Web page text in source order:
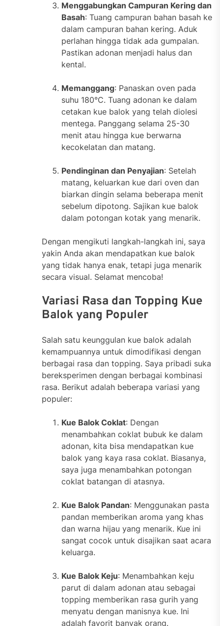
Menggabungkan Campuran Kering dan
Basah: Tuang campuran bahan basah ke
dalam campuran bahan kering. Aduk
perlahan hingga tidak ada gumpalan.
Pastikan adonan menjadi halus dan
kental.
Memanggang: Panaskan oven pada
suhu 180°C. Tuang adonan ke dalam
cetakan kue balok yang telah diolesi
mentega. Panggang selama 25-30
menit atau hingga kue berwarna
kecokelatan dan matang.
Pendinginan dan Penyajian: Setelah
matang, keluarkan kue dari oven dan
biarkan dingin selama beberapa menit
sebelum dipotong. Sajikan kue balok
dalam potongan kotak yang menarik.
Dengan mengikuti langkah-langkah ini, saya
yakin Anda akan mendapatkan kue balok
yang tidak hanya enak, tetapi juga menarik
secara visual. Selamat mencoba!
Variasi Rasa dan Topping Kue
Balok yang Populer
Salah satu keunggulan kue balok adalah
kemampuannya untuk dimodifikasi dengan
berbagai rasa dan topping. Saya pribadi suka
bereksperimen dengan berbagai kombinasi
rasa. Berikut adalah beberapa variasi yang
populer:
Kue Balok Coklat: Dengan
menambahkan coklat bubuk ke dalam
adonan, kita bisa mendapatkan kue
balok yang kaya rasa coklat. Biasanya,
saya juga menambahkan potongan
coklat batangan di atasnya.
Kue Balok Pandan: Menggunakan pasta
pandan memberikan aroma yang khas
dan warna hijau yang menarik. Kue ini
sangat cocok untuk disajikan saat acara
keluarga.
Kue Balok Keju: Menambahkan keju
parut di dalam adonan atau sebagai
topping memberikan rasa gurih yang
menyatu dengan manisnya kue. Ini
adalah favorit banyak orang.